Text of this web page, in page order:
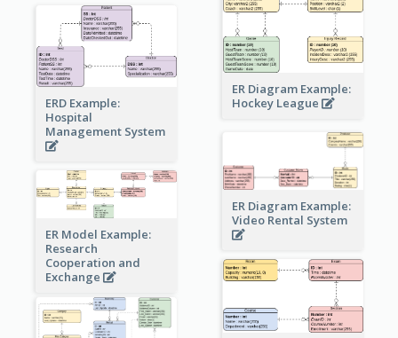
ER Diagram Example:
Hockey League
ERD Example:
Hospital
Management System
ER Diagram Example:
Video Rental System
ER Model Example:
Research
Cooperation and
Exchange